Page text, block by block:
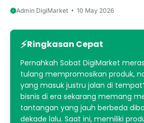
Admin DigiMarket 10 May 2026
Ringkasan Cepat
Pernahkah Sobat DigiMarket
tulang mempromosikan produk,
yang masuk justru jalan di
bisnis di era sekarang memang
tantangan yang jauh berbeda
dekade lalu. Saat ini, memiliki